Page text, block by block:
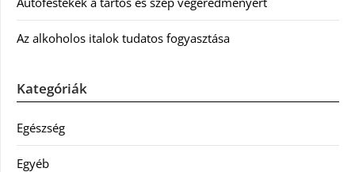
Az alkoholos italok tudatos fogyasztása
Kategóriák
Egészség
Egyéb